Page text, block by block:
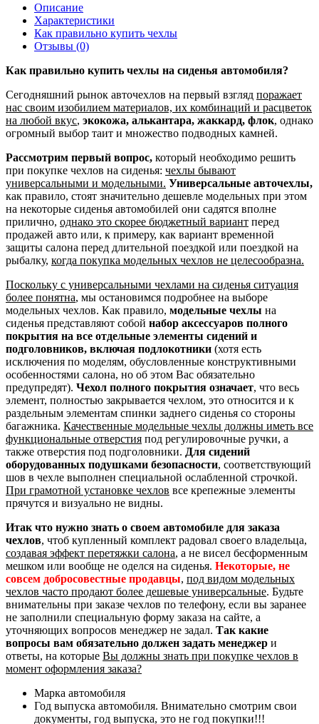
Описание
Характеристики
Как правильно купить чехлы
Отзывы (0)
Как правильно купить чехлы на сиденья автомобиля?
Сегодняшний рынок авточехлов на первый взгляд поражает
нас своим изобилием материалов, их комбинаций и расцветок
на любой вкус, экокожа, алькантара, жаккард, флок, однако
огромный выбор таит и множество подводных камней.
Рассмотрим первый вопрос, который необходимо решить
при покупке чехлов на сиденья: чехлы бывают
универсальными и модельными. Универсальные авточехлы,
как правило, стоят значительно дешевле модельных при этом
на некоторые сиденья автомобилей они садятся вполне
прилично, однако это скорее бюджетный вариант перед
продажей авто или, к примеру, как вариант временной
защиты салона перед длительной поездкой или поездкой на
рыбалку, когда покупка модельных чехлов не целесообразна.
Поскольку с универсальными чехлами на сиденья ситуация
более понятна, мы остановимся подробнее на выборе
модельных чехлов. Как правило, модельные чехлы на
сиденья представляют собой набор аксессуаров полного
покрытия на все отдельные элементы сидений и
подголовников, включая подлокотники (хотя есть
исключения по моделям, обусловленные конструктивными
особенностями салона, но об этом Вас обязательно
предупредят). Чехол полного покрытия означает, что весь
элемент, полностью закрывается чехлом, это относится и к
раздельным элементам спинки заднего сиденья со стороны
багажника. Качественные модельные чехлы должны иметь все
функциональные отверстия под регулировочные ручки, а
также отверстия под подголовники. Для сидений
оборудованных подушками безопасности, соответствующий
шов в чехле выполнен специальной ослабленной строчкой.
При грамотной установке чехлов все крепежные элементы
прячутся и визуально не видны.
Итак что нужно знать о своем автомобиле для заказа
чехлов, чтоб купленный комплект радовал своего владельца,
создавая эффект перетяжки салона, а не висел бесформенным
мешком или вообще не оделся на сиденья. Некоторые, не
совсем добросовестные продавцы, под видом модельных
чехлов часто продают более дешевые универсальные. Будьте
внимательны при заказе чехлов по телефону, если вы заранее
не заполнили специальную форму заказа на сайте, а
уточняющих вопросов менеджер не задал. Так какие
вопросы вам обязательно должен задать менеджер и
ответы, на которые Вы должны знать при покупке чехлов в
момент оформления заказа?
Марка автомобиля
Год выпуска автомобиля. Внимательно смотрим свои
документы, год выпуска, это не год покупки!!!